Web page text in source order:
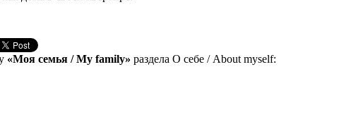
«Моя семья / My family» раздела О себе / About myself: